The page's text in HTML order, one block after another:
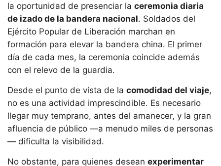
la oportunidad de presenciar la ceremonia diaria
de izado de la bandera nacional. Soldados del
Ejército Popular de Liberación marchan en
formación para elevar la bandera china. El primer
día de cada mes, la ceremonia coincide además
con el relevo de la guardia.
Desde el punto de vista de la comodidad del viaje,
no es una actividad imprescindible. Es necesario
llegar muy temprano, antes del amanecer, y la gran
afluencia de público —a menudo miles de personas
— dificulta la visibilidad.
No obstante, para quienes desean experimentar